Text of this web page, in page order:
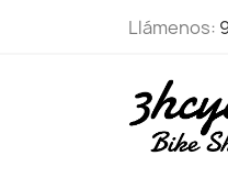
Llámenos: